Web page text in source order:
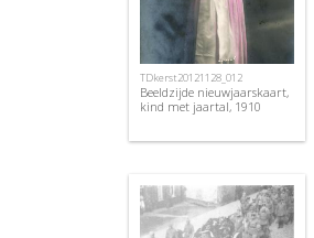
TDkerst20121128_012
Beeldzijde nieuwjaarskaart,
kind met jaartal, 1910